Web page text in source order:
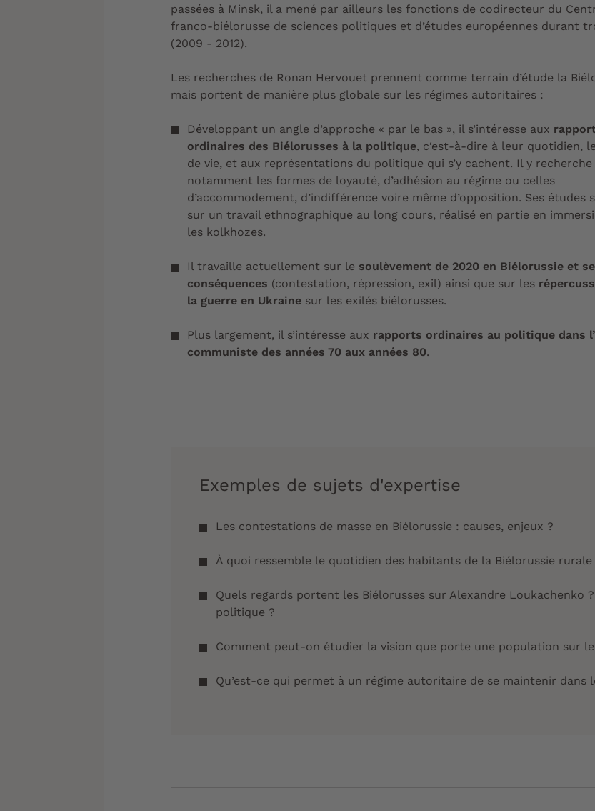
passées à Minsk, il a mené par ailleurs les fonctions de codirecteur du
franco-biélorusse de sciences politiques et d’études européennes durant
(2009 - 2012).
Les recherches de Ronan Hervouet prennent comme terrain d’étude la
mais portent de manière plus globale sur les régimes autoritaires :
Développant un angle d’approche « par le bas », il s’intéresse aux
ordinaires des Biélorusses à la politique, c‘est-à-dire à leur quotidien,
de vie, et aux représentations du politique qui s’y cachent. Il y recherche
notamment les formes de loyauté, d’adhésion au régime ou celles
d’accommodement, d’indifférence voire même d’opposition. Ses études
sur un travail ethnographique au long cours, réalisé en partie en
les kolkhozes.
Il travaille actuellement sur le soulèvement de 2020 en Biélorussie et
conséquences (contestation, répression, exil) ainsi que sur les
la guerre en Ukraine sur les exilés biélorusses.
Plus largement, il s’intéresse aux rapports ordinaires au politique dans
communiste des années 70 aux années 80.
Exemples de sujets d'expertise
Les contestations de masse en Biélorussie : causes, enjeux ?
À quoi ressemble le quotidien des habitants de la Biélorussie
Quels regards portent les Biélorusses sur Alexandre
politique ?
Comment peut-on étudier la vision que porte une population
Qu’est-ce qui permet à un régime autoritaire de se maintenir